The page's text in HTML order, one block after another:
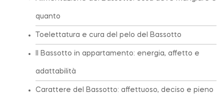
quanto
Toelettatura e cura del pelo del Bassotto
Il Bassotto in appartamento: energia, affetto e
adattabilità
Carattere del Bassotto: affettuoso, deciso e pieno